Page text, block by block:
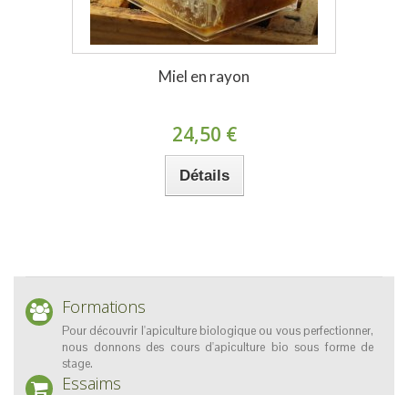
Miel en rayon
24,50 €
Détails
Formations
Pour découvrir l'apiculture biologique ou vous perfectionner,
nous donnons des cours d'apiculture bio sous forme de
stage.
Essaims